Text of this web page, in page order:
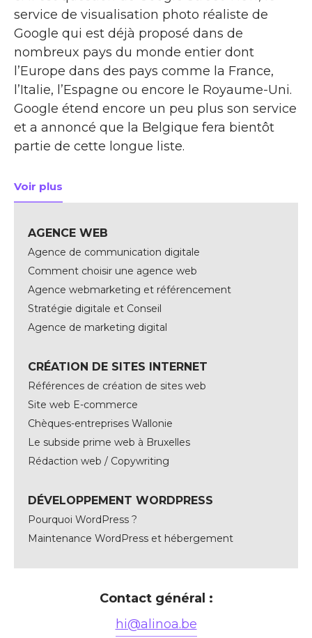
service de visualisation photo réaliste de
Google qui est déjà proposé dans de
nombreux pays du monde entier dont
l’Europe dans des pays comme la France,
l’Italie, l’Espagne ou encore le Royaume-Uni.
Google étend encore un peu plus son service
et a annoncé que la Belgique fera bientôt
partie de cette longue liste.
Voir plus
à propos de Google Street View arrive en Belgique
AGENCE WEB
Agence de communication digitale
Comment choisir une agence web
Agence webmarketing et référencement
Stratégie digitale et Conseil
Agence de marketing digital
CRÉATION DE SITES INTERNET
Références de création de sites web
Site web E-commerce
Chèques-entreprises Wallonie
Le subside prime web à Bruxelles
Rédaction web / Copywriting
DÉVELOPPEMENT WORDPRESS
Pourquoi WordPress ?
Maintenance WordPress et hébergement
Contact général :
hi@alinoa.be